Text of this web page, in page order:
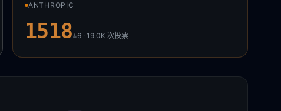
ANTHROPIC
1518±6 · 19.0K次投票